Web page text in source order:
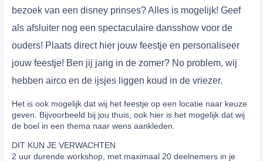
bezoek van een disney prinses? Alles is mogelijk! Geef
als afsluiter nog een spectaculaire dansshow voor de
ouders! Plaats direct hier jouw feestje en personaliseer
jouw feestje! Ben jij jarig in de zomer? No problem, wij
hebben airco en de ijsjes liggen koud in de vriezer.
Het is ook mogelijk dat wij het feestje op een locatie naar keuze
geven. Bijvoorbeeld bij jou thuis, ook hier is het mogelijk dat wij
de boel in een thema naar wens aankleden.
DIT KUN JE VERWACHTEN
2 uur durende workshop, met maximaal 20 deelnemers in je